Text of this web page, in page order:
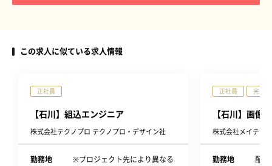
この求人に似ている求人情報
正社員
【石川】組込エンジニア
株式会社テクノプロ テクノプロ・デザイン社
勤務地 ※プロジェクト先により異なる
正社員 完全
【石川】画像
株式会社メイテック
勤務地 配属